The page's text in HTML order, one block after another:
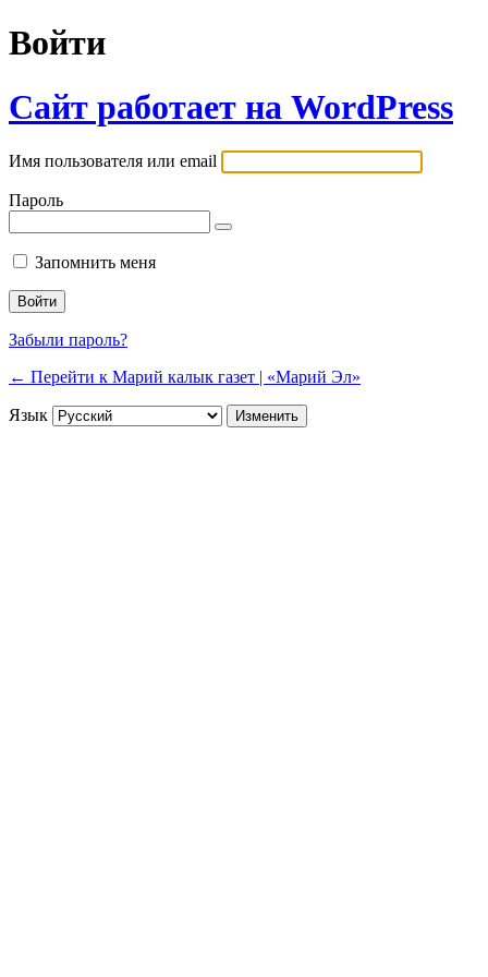
Войти
Сайт работает на WordPress
Имя пользователя или email
Пароль
Запомнить меня
Забыли пароль?
← Перейти к Марий калык газет | «Марий Эл»
Язык